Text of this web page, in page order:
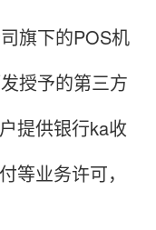
旗下的POS机
授予的第三方
提供银行ka收
等业务许可，